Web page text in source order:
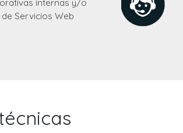
internas y/o
Servicios Web